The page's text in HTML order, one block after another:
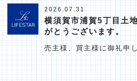
2026.07.31
横須賀市浦賀5丁目土
がとうございます。
売主様、買主様に御礼申